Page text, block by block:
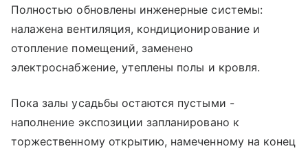
Полностью обновлены инженерные системы:
налажена вентиляция, кондиционирование и
отопление помещений, заменено
электроснабжение, утеплены полы и кровля.
Пока залы усадьбы остаются пустыми -
наполнение экспозиции запланировано к
торжественному открытию, намеченному на конец